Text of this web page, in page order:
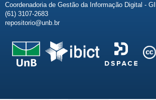
Coordenadoria de Gestão da Informação Digital -
(61) 3107-2683
repositorio@unb.br